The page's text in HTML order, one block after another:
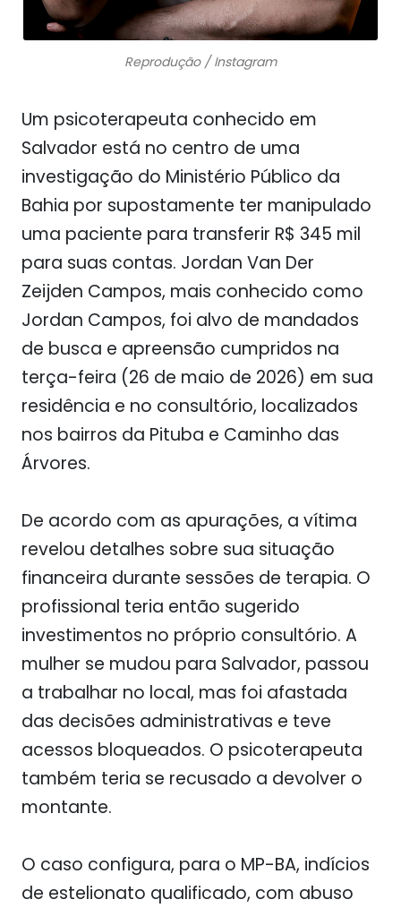
Reprodução / Instagram
Um psicoterapeuta conhecido em
Salvador está no centro de uma
investigação do Ministério Público da
Bahia por supostamente ter manipulado
uma paciente para transferir R$ 345 mil
para suas contas. Jordan Van Der
Zeijden Campos, mais conhecido como
Jordan Campos, foi alvo de mandados
de busca e apreensão cumpridos na
terça-feira (26 de maio de 2026) em sua
residência e no consultório, localizados
nos bairros da Pituba e Caminho das
Árvores.
De acordo com as apurações, a vítima
revelou detalhes sobre sua situação
financeira durante sessões de terapia. O
profissional teria então sugerido
investimentos no próprio consultório. A
mulher se mudou para Salvador, passou
a trabalhar no local, mas foi afastada
das decisões administrativas e teve
acessos bloqueados. O psicoterapeuta
também teria se recusado a devolver o
montante.
O caso configura, para o MP-BA, indícios
de estelionato qualificado, com abuso